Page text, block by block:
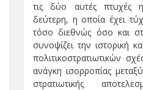
τις δύο αυτές πτυχές η
δεύτερη, η οποία έχει
τόσο διεθνώς όσο και
συνοψίζει την ιστορική
πολιτικοστρατιωτικών
ανάγκη ισορροπίας
στρατιωτικής